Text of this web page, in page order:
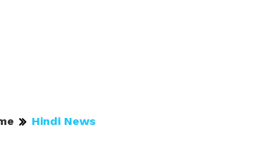
Hindi News